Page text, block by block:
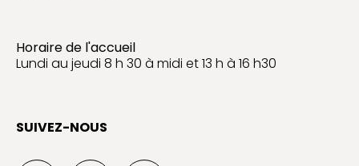
Horaire de l'accueil
Lundi au jeudi 8 h 30 à midi et 13 h à 16 h30
SUIVEZ-NOUS